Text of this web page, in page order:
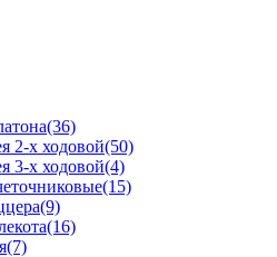
(36)
2-х ходовой(50)
3-х ходовой(4)
(15)
(9)
(16)
(7)